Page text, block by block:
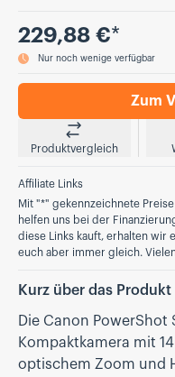
Preis
229,88 €*
Nur noch wenige verfügbar
Zum
Produktvergleich
Affiliate Links
Mit "*" gekennzeichnete
helfen uns bei der
diese Links kauft, erhalten wir
euch aber immer gleich.
Kurz über das Produkt
Die Canon PowerShot
Kompaktkamera mit
optischem Zoom und